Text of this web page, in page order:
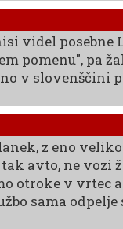
videl posebne
pomenu", pa
v slovenščini
z eno
avto, ne vozi
otroke v vrtec
sama